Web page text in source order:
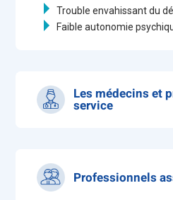
Trouble envahissant du
Faible autonomie
Les médecins et
service
Professionnels